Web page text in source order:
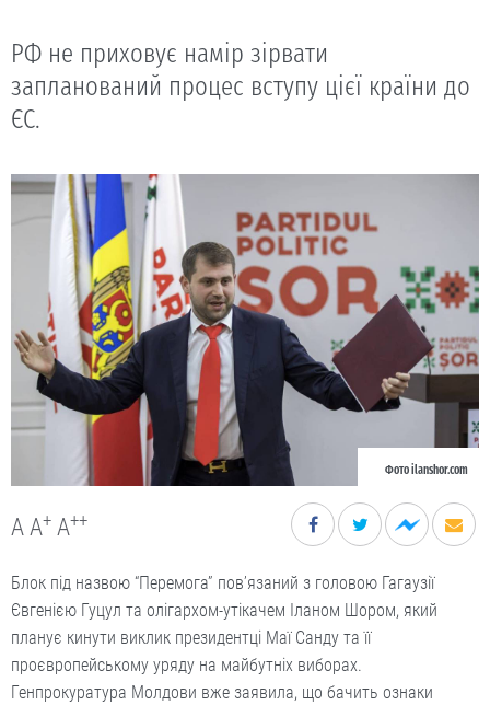
РФ не приховує намір зірвати
запланований процес вступу цієї країни до
ЄС.
Фото ilanshor.com
A A+ A++
Блок під назвою “Перемога” пов’язаний з головою Гагаузії
Євгенією Гуцул та олігархом-утікачем Іланом Шором, який
планує кинути виклик президентці Маї Санду та її
проєвропейському уряду на майбутніх виборах.
Генпрокуратура Молдови вже заявила, що бачить ознаки